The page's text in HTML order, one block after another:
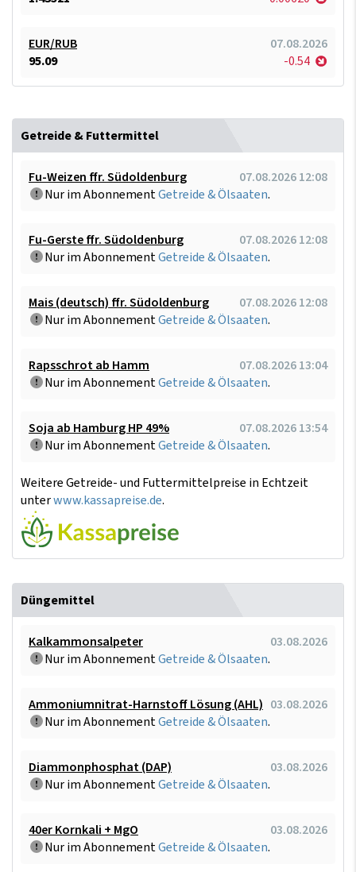
EUR/RUB
07.08.2026
95.09
-0.54
Getreide & Futtermittel
Fu-Weizen ffr. Südoldenburg
07.08.2026 12:08
Nur im AbonnementGetreide & Ölsaaten.
Fu-Gerste ffr. Südoldenburg
07.08.2026 12:08
Nur im AbonnementGetreide & Ölsaaten.
Mais (deutsch) ffr. Südoldenburg
07.08.2026 12:08
Nur im AbonnementGetreide & Ölsaaten.
Rapsschrot ab Hamm
07.08.2026 13:04
Nur im AbonnementGetreide & Ölsaaten.
Soja ab Hamburg HP 49%
07.08.2026 13:54
Nur im AbonnementGetreide & Ölsaaten.
Weitere Getreide- und Futtermittelpreise in Echtzeit
unterwww.kassapreise.de.
Düngemittel
Kalkammonsalpeter
03.08.2026
Nur im AbonnementGetreide & Ölsaaten.
Ammoniumnitrat-Harnstoff Lösung (AHL) 03.08.2026
Nur im AbonnementGetreide & Ölsaaten.
Diammonphosphat (DAP)
03.08.2026
Nur im AbonnementGetreide & Ölsaaten.
40er Kornkali + MgO
03.08.2026
Nur im AbonnementGetreide & Ölsaaten.